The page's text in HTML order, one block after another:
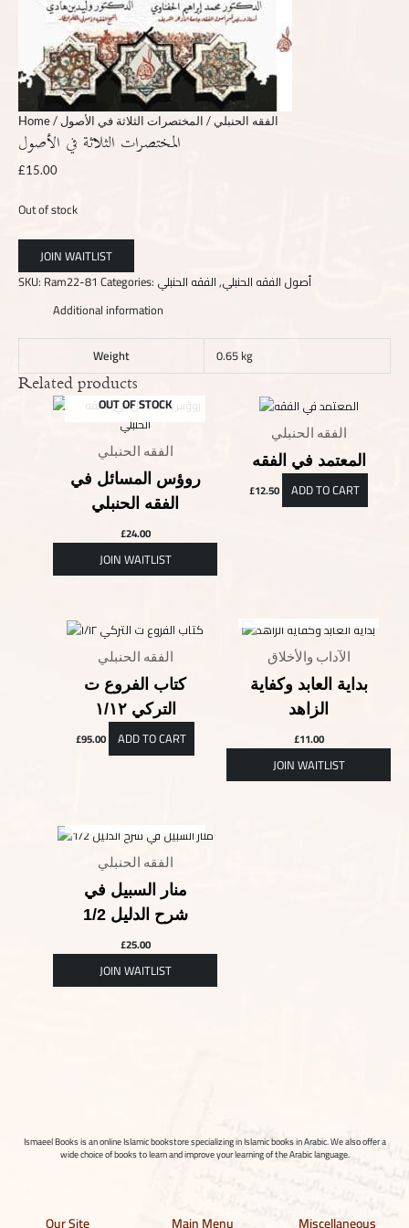
Home/ الفقه الحنبلي / المختصرات الثلاثة في الأصول
المختصرات الثلاثة في الأصول
£15.00
Out of stock
SKU: Ram22-81 Categories: أصول الفقه الحنبلي,الفقه الحنبلي
Additional information
Weight 0.65 kg
Related products
OUT OF STOCK
الفقه الحنبلي
روؤس المسائل في
الفقه الحنبلي
£24.00
الفقه الحنبلي
المعتمد في الفقه
£12.50 ADD TO CART
الفقه الحنبلي
كتاب الفروع ت
التركي ١/١٢
£95.00 ADD TO CART
الآداب والأخلاق
بداية العابد وكفاية
الزاهد
£11.00
الفقه الحنبلي
منار السبيل في
شرح الدليل 1/2
£25.00
Ismaeel Books is an online Islamic bookstore specializing in Islamic books in Arabic. We also offer a
wide choice of books to learn and improve your learning of the Arabic language.